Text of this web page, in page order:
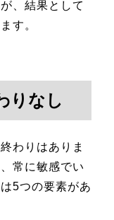
、結果として
す。
りなし
わりはありま
常に敏感でい
5つの要素があ